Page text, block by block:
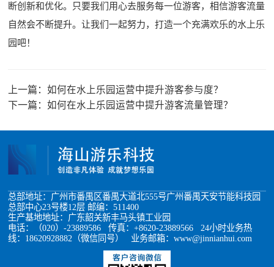
断创新和优化。只要我们用心去服务每一位游客，相信游客流量
自然会不断提升。让我们一起努力，打造一个充满欢乐的水上乐
园吧！
上一篇：如何在水上乐园运营中提升游客参与度？
下一篇：如何在水上乐园运营中提升游客流量管理？
总部地址：广州市番禺区番禺大道北555号广州番禺天安节能科技园
总部中心23号楼12层 邮编：511400
生产基地地址：广东韶关新丰马头镇工业园
电话：（020）-23889586 传真：+8620-23889566 24小时业务热
线：18620928882（微信同号） 业务邮箱：www@jinnianhui.com